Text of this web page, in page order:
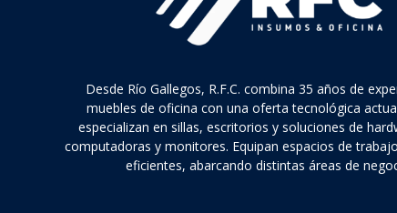
Desde Río Gallegos, R.F.C. combina 35 años de
muebles de oficina con una oferta tecnológica
especializan en sillas, escritorios y soluciones de
computadoras y monitores. Equipan espacios de
eficientes, abarcando distintas áreas de